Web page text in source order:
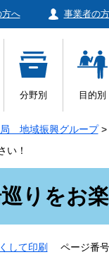
方へ 事業者の
分野別 目的別
地域振興グループ >
い！
りをお
して印刷 ページ番